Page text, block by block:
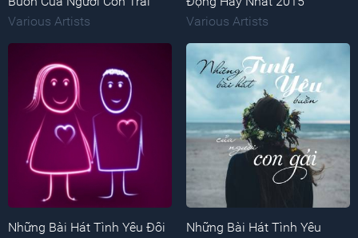
Various Artists
Various Artists
Những Bài Hát Tình Yêu Đôi
Những Bài Hát Tình Yêu